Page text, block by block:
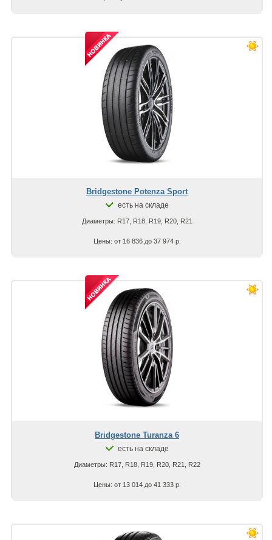
Bridgestone Potenza Sport
есть на складе
Диаметры: R17, R18, R19, R20, R21
Цены: от 16 836 до 37 974 р.
Bridgestone Turanza 6
есть на складе
Диаметры: R17, R18, R19, R20, R21, R22
Цены: от 13 014 до 41 333 р.